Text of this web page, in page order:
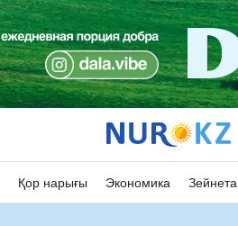
Қор нарығы Экономика